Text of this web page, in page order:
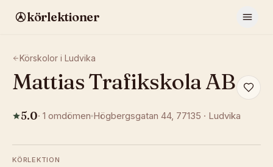
körlektioner
Körskolor i Ludvika
Mattias Trafikskola AB
5.0· 1 omdömen Högbergsgatan 44, 77135 · Ludvika
KÖRLEKTION